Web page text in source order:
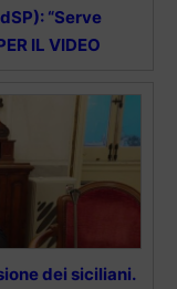
“Serve
IL VIDEO
dei siciliani.